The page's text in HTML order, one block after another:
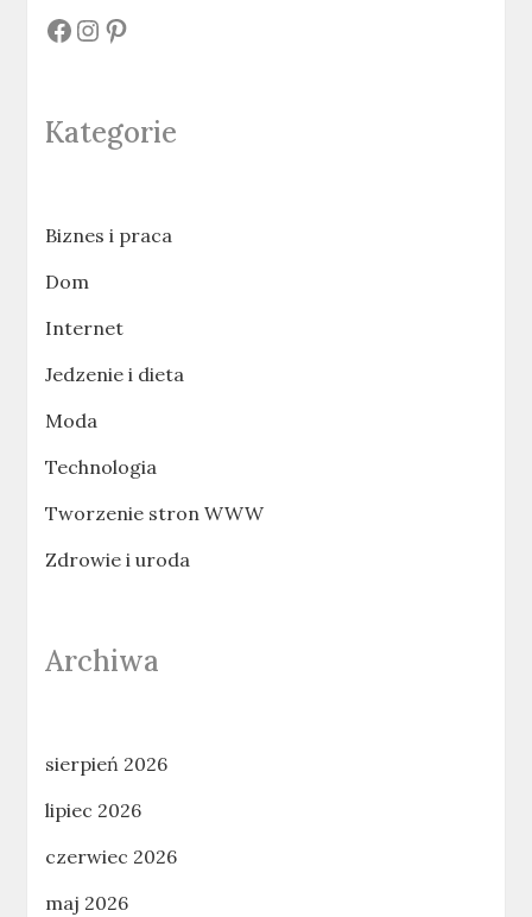
# # #
Kategorie
Biznes i praca
Dom
Internet
Jedzenie i dieta
Moda
Technologia
Tworzenie stron WWW
Zdrowie i uroda
Archiwa
sierpień 2026
lipiec 2026
czerwiec 2026
maj 2026